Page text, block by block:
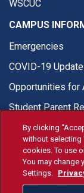
WSCUC
CAMPUS
Emergencies
COVID-19
Opportunities for
Student Parent
By clicking
without selecting
cookies. To use
You may change
Settings.